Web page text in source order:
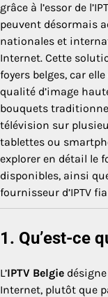
grâce à l’essor de
peuvent désormais
nationales et
Internet. Cette
foyers belges, car
qualité d’image
bouquets
télévision sur
tablettes ou
explorer en détail le
disponibles, ainsi
fournisseur d’IPTV
1. Qu’est-ce
L’IPTV Belgie
Internet, plutôt que